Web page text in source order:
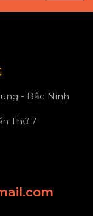
- Bắc Ninh
Thứ 7